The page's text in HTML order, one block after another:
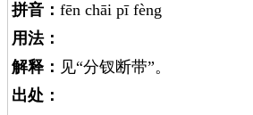
拼音： fēn chāi pī fèng
用法：
解释： 见“分钗断带”。
出处：